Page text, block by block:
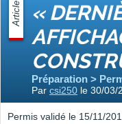
Article «
Préparation >
Par csi250 le 30/03/
Permis validé le 15/11/